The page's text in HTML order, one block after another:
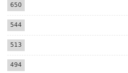
650
544
513
494